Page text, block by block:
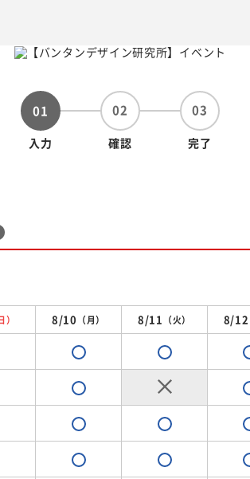
01
入力
02
確認
03
完了
） 8/10 （月） 8/11 （火） 8/12